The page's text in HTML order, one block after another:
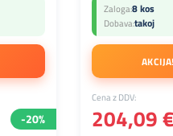
-20%
Zaloga:8 kos
Dobava:takoj
Cena z DDV:
204,09